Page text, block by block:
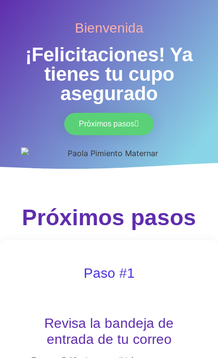
Bienvenida
¡Felicitaciones! Ya
tienes tu cupo
asegurado
Próximos pasos
Próximos pasos
Paso #1
Revisa la bandeja de
entrada de tu correo